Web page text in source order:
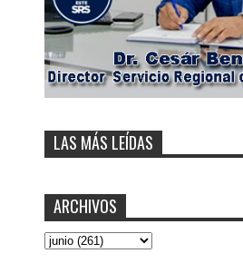
LAS MÁS LEÍDAS
ARCHIVOS